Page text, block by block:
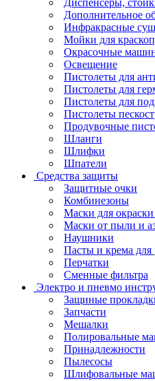
Диспенсеры,
Дополнительное
Инфракрасные
Мойки для
Окрасочные
Освещение
Пистолеты для
Пистолеты для
Пистолеты для
Пистолеты
Продувочные
Шланги
Шлифки
Шпатели
Средства защиты
Защитные очки
Комбинезоны
Маски для
Маски от пыли и
Наушники
Пасты и крема для
Перчатки
Сменные фильтра
Электро и пневмо
Защиные
Запчасти
Мешалки
Полировальные
Принадлежности
Пылесосы
Шлифовальные